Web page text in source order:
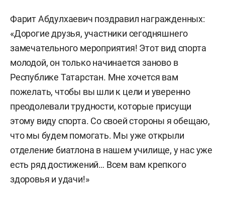
Фарит Абдулхаевич поздравил награжденных:
«Дорогие друзья, участники сегодняшнего
замечательного мероприятия! Этот вид спорта
молодой, он только начинается заново в
Республике Татарстан. Мне хочется вам
пожелать, чтобы вы шли к цели и уверенно
преодолевали трудности, которые присущи
этому виду спорта. Со своей стороны я обещаю,
что мы будем помогать. Мы уже открыли
отделение биатлона в нашем училище, у нас уже
есть ряд достижений… Всем вам крепкого
здоровья и удачи!»